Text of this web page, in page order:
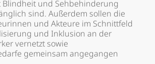
Blindheit und Sehbehinderung
sind. Außerdem sollen die
und Akteure im Schnittfeld
und Inklusion an der
vernetzt sowie
gemeinsam angegangen